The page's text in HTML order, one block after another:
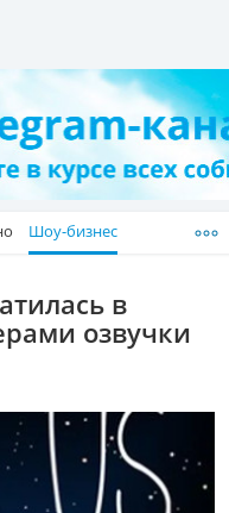
Шоу-бизнес
в
озвучки